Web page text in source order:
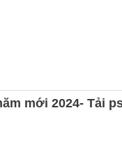
mới 2024- Tải